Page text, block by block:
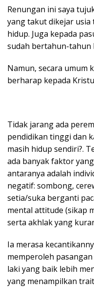
Renungan ini saya
yang takut dikejar usia
hidup. Juga kepada
sudah bertahun-tahun
Namun, secara umum
berharap kepada
Tidak jarang ada
pendidikan tinggi dan
masih hidup sendiri?.
ada banyak faktor
antaranya adalah
negatif: sombong,
setia/suka berganti
mental attitude (sikap
serta akhlak yang
Ia merasa
memperoleh
laki yang baik lebih
yang menampilkan